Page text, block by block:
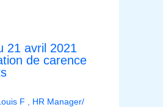
21 avril 2021
de carence
F , HR Manager/